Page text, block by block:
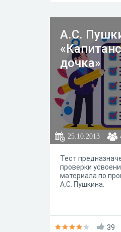
под совершенно
А.С.
дочка»
25.10.2013
Тест
проверки
материала по
А.С. Пушкина.
39